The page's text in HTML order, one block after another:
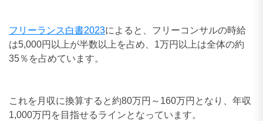
フリーランス白書2023によると、フリーコンサルの時給
は5,000円以上が半数以上を占め、1万円以上は全体の約
35％を占めています。
これを月収に換算すると約80万円～160万円となり、年収
1,000万円を目指せるラインとなっています。